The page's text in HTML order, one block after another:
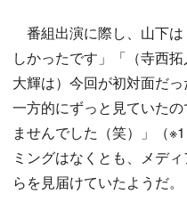
番組出演に際し、山下
しかったです」「（寺西
大輝は）今回が初対面だ
一方的にずっと見ていた
ませんでした（笑）」（
ミングはなくとも、メデ
らを見届けていたようだ。